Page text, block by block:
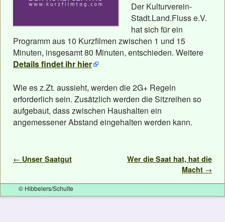
Der Kulturverein-
Stadt.Land.Fluss e.V.
hat sich für ein
Programm aus 10 Kurzfilmen zwischen 1 und 15
Minuten, insgesamt 80 Minuten, entschieden. Weitere
Details findet ihr hier
Wie es z.Zt. aussieht, werden die 2G+ Regeln
erforderlich sein. Zusätzlich werden die Sitzreihen so
aufgebaut, dass zwischen Haushalten ein
angemessener Abstand eingehalten werden kann.
Artikelnavigation
← Unser Saatgut
Wer die Saat hat, hat die
Macht →
© Hibbelers/Schulte